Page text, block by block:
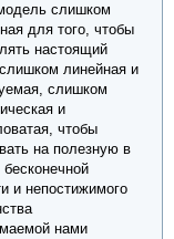
слишком
для того, чтобы
настоящий
линейная и
слишком
и
чтобы
на полезную в
и непостижимого
нами